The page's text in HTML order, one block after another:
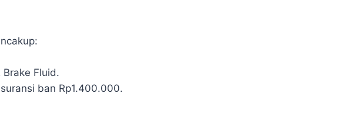
Fluid.
ban Rp1.400.000.